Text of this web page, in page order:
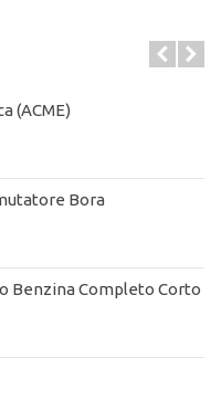
(ACME)
Bora
Benzina Completo Corto